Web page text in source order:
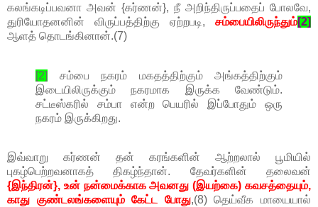
கலங்கடிப்பவனா அவன் {கர்ணன்}, நீ அறிந்திருப்பதைப் போலவே,
துரியோதனனின் விருப்பத்திற்கு ஏற்றபடி, சம்பையிலிருந்தும்[2]
ஆளத் தொடங்கினான்.(7)
[2]
சம்பை நகரம் மகதத்திற்கும் அங்கத்திற்கும்
இடையிலிருக்கும் நகரமாக இருக்க வேண்டும்.
சட்டீஸ்கரில் சம்பா என்ற பெயரில் இப்போதும் ஒரு
நகரம் இருக்கிறது.
இவ்வாறு கர்ணன் தன் கரங்களின் ஆற்றலால் பூமியில்
புகழ்பெற்றவனாகத் திகழ்ந்தான். தேவர்களின் தலைவன்
{இந்திரன்}, உன் நன்மைக்காக அவனது (இயற்கை) கவசத்தையும்,
காது குண்டலங்களையும் கேட்ட போது,(8) தெய்வீக மாயையால்